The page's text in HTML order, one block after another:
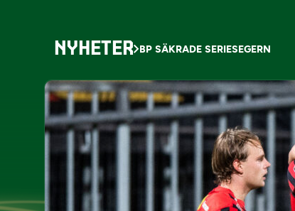
NYHETER BP SÄKRADE SERIESEGERN